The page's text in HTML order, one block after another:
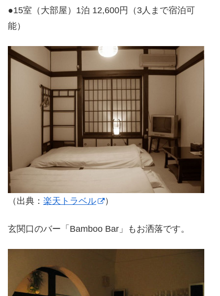
●15室（大部屋）1泊 12,600円（3人まで宿泊可
能）
（出典： 楽天トラベル ）
玄関口のバー「Bamboo Bar」もお洒落です。